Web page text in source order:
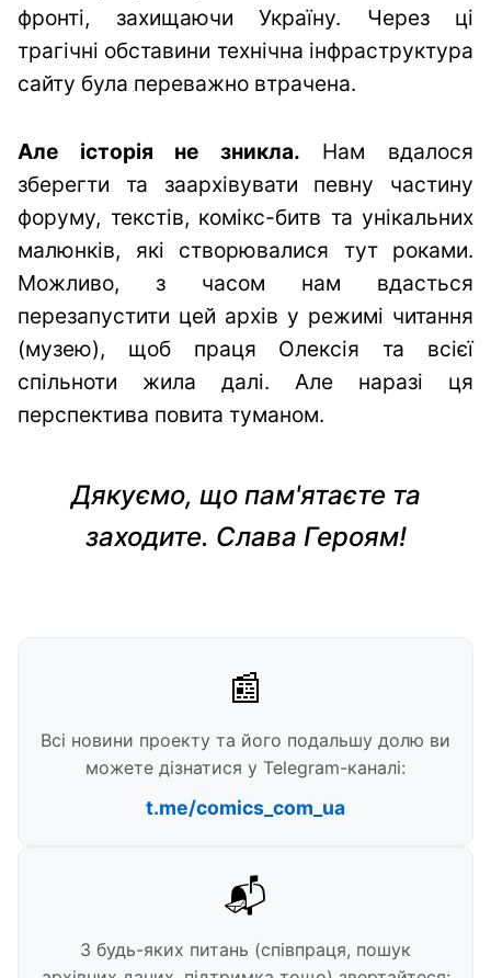
фронті, захищаючи Україну. Через ці
трагічні обставини технічна інфраструктура
сайту була переважно втрачена.
Але історія не зникла. Нам вдалося
зберегти та заархівувати певну частину
форуму, текстів, комікс-битв та унікальних
малюнків, які створювалися тут роками.
Можливо, з часом нам вдасться
перезапустити цей архів у режимі читання
(музею), щоб праця Олексія та всієї
спільноти жила далі. Але наразі ця
перспектива повита туманом.
Дякуємо, що пам'ятаєте та
заходите. Слава Героям!
📰
Всі новини проекту та його подальшу долю ви
можете дізнатися у Telegram-каналі:
t.me/comics_com_ua
📬
З будь-яких питань (співпраця, пошук